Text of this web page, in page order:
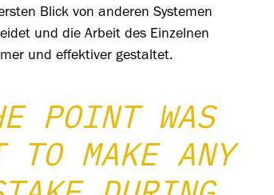
Blick von anderen Systemen
und die Arbeit des Einzelnen
und effektiver gestaltet.
POINT WAS
TO MAKE ANY